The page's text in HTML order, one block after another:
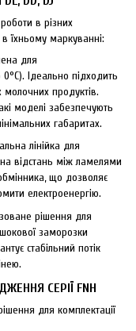
в різних
їхньому маркуванні:
для
Ідеально підходить
молочних продуктів.
моделі забезпечують
габаритах.
лінійка для
відстань між ламелями
що дозволяє
електроенергію.
рішення для
заморозки
стабільний потік
СЕРІЇ FNH
для комплектації